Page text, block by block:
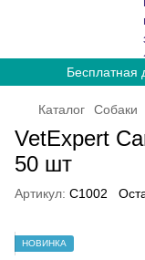
Бесплатная
Каталог Собаки
VetExpert
50 шт
Артикул: С1002
НОВИНКА